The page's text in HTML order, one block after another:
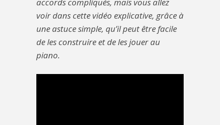
voir dans cette vidéo explicative, grâce à
une astuce simple, qu’il peut être facile
de les construire et de les jouer au
piano.